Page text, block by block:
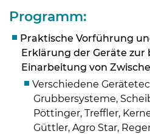
Programm:
Praktische Vorführung
Erklärung der Geräte zur
Einarbeitung von
Verschiedene
Grubbersysteme,
Pöttinger, Treffler,
Güttler, Agro Star,